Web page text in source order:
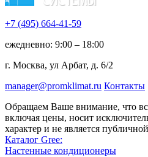
+7 (495) 664-41-59
ежедневно: 9:00 – 18:00
г. Москва, ул Арбат, д. 6/2
manager@promklimat.ru Контакты
Обращаем Ваше внимание, что
включая цены, носит
характер и не является
Каталог Gree:
Настенные кондиционеры